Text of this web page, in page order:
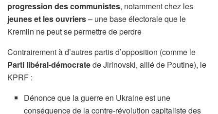
progression des communistes, notamment chez les
jeunes et les ouvriers– une base électorale que le
Kremlin ne peut se permettre de perdre
Contrairement à d’autres partis d’opposition (comme le
Parti libéral-démocratede Jirinovski, allié de Poutine), le
KPRF :
Dénonce que la guerre en Ukraine est une
conséquence de la contre-révolution capitaliste des